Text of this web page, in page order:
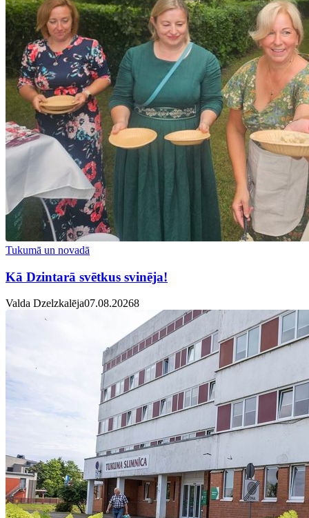
Tukumā un novadā
Kā Dzintarā svētkus svinēja!
Valda Dzelzkalēja07.08.20268